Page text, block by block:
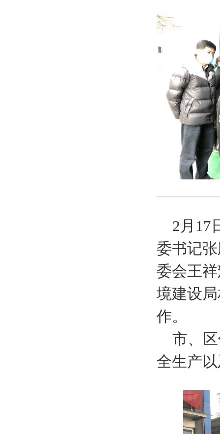
2月17
委书记
委会王
境建设
作。
市、
全生产